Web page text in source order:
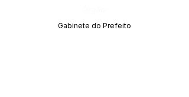
Gabinete do Prefeito